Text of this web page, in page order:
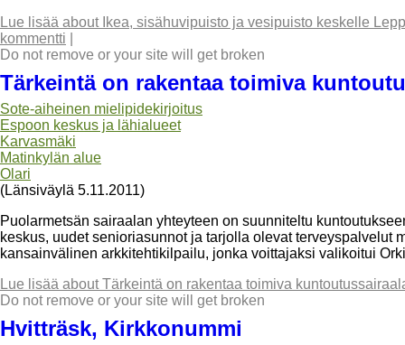
Lue lisää about Ikea, sisähuvipuisto ja vesipuisto keskelle
kommentti
Do not remove or your site will get broken
Tärkeintä on rakentaa toimiva
Sote-aiheinen mielipidekirjoitus
Espoon keskus ja lähialueet
Karvasmäki
Matinkylän alue
Olari
(Länsiväylä 5.11.2011)
Puolarmetsän sairaalan yhteyteen on suunniteltu
keskus, uudet senioriasunnot ja tarjolla olevat
kansainvälinen arkkitehtikilpailu, jonka voittajaksi valikoitui
Lue lisää about Tärkeintä on rakentaa toimiva
Do not remove or your site will get broken
Hvitträsk, Kirkkonummi